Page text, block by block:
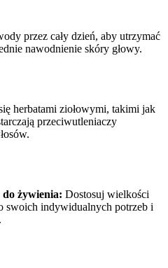
przez cały dzień, aby utrzymać
nawodnienie skóry głowy.
herbatami ziołowymi, takimi jak
przeciwutleniaczy
żywienia: Dostosuj wielkości
swoich indywidualnych potrzeb i